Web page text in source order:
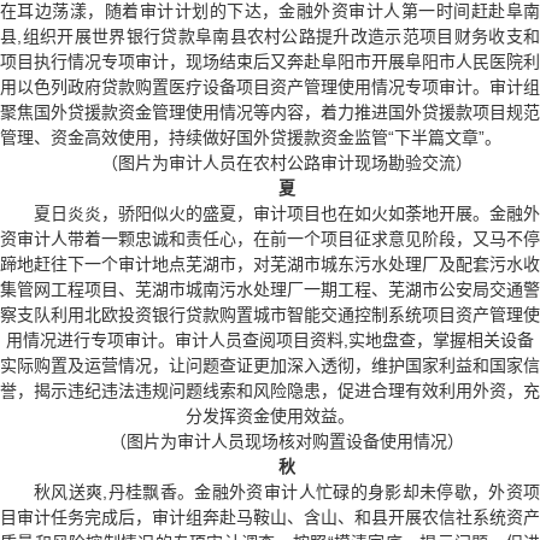
在耳边荡漾，随着审计计划的下达，金融外资审计人第一时间赶赴阜南
县,组织开展世界银行贷款阜南县农村公路提升改造示范项目财务收支和
项目执行情况专项审计，现场结束后又奔赴阜阳市开展阜阳市人民医院利
用以色列政府贷款购置医疗设备项目资产管理使用情况专项审计。审计组
聚焦国外贷援款资金管理使用情况等内容，着力推进国外贷援款项目规范
管理、资金高效使用，持续做好国外贷援款资金监管“下半篇文章”。
（图片为审计人员在农村公路审计现场勘验交流）
夏
夏日炎炎，骄阳似火的盛夏，审计项目也在如火如荼地开展。金融外
资审计人带着一颗忠诚和责任心，在前一个项目征求意见阶段，又马不停
蹄地赶往下一个审计地点芜湖市，对芜湖市城东污水处理厂及配套污水收
集管网工程项目、芜湖市城南污水处理厂一期工程、芜湖市公安局交通警
察支队利用北欧投资银行贷款购置城市智能交通控制系统项目资产管理使
用情况进行专项审计。审计人员查阅项目资料,实地盘查，掌握相关设备
实际购置及运营情况，让问题查证更加深入透彻，维护国家利益和国家信
誉，揭示违纪违法违规问题线索和风险隐患，促进合理有效利用外资，充
分发挥资金使用效益。
（图片为审计人员现场核对购置设备使用情况）
秋
秋风送爽,丹桂飘香。金融外资审计人忙碌的身影却未停歇，外资项
目审计任务完成后，审计组奔赴马鞍山、含山、和县开展农信社系统资产